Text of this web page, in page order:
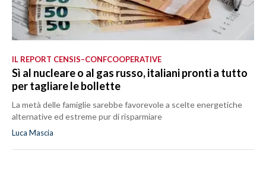
IL REPORT CENSIS–CONFCOOPERATIVE
Sì al nucleare o al gas russo, italiani pronti a tutto
per tagliare le bollette
La metà delle famiglie sarebbe favorevole a scelte energetiche
alternative ed estreme pur di risparmiare
Luca Mascia